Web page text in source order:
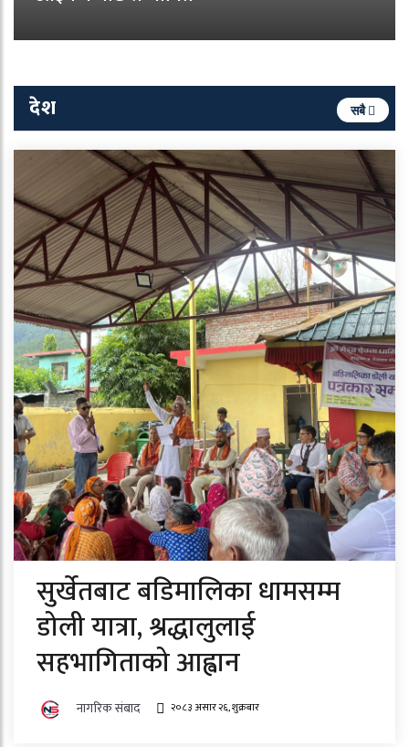
देश सबै
सुर्खेतबाट बडिमालिका धामसम्म
डोली यात्रा, श्रद्धालुलाई
सहभागिताको आह्वान
नागरिक संबाद २०८३ असार २६, शुक्रबार